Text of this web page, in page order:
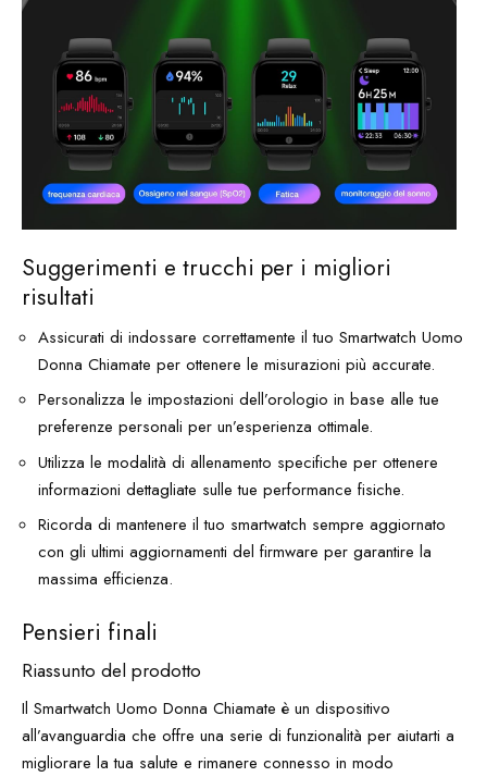
Suggerimenti e trucchi per i migliori
risultati
Assicurati di indossare correttamente il tuo Smartwatch Uomo
Donna Chiamate per ottenere le misurazioni più accurate.
Personalizza le impostazioni dell’orologio in base alle tue
preferenze personali per un’esperienza ottimale.
Utilizza le modalità di allenamento specifiche per ottenere
informazioni dettagliate sulle tue performance fisiche.
Ricorda di mantenere il tuo smartwatch sempre aggiornato
con gli ultimi aggiornamenti del firmware per garantire la
massima efficienza.
Pensieri finali
Riassunto del prodotto
Il Smartwatch Uomo Donna Chiamate è un dispositivo
all’avanguardia che offre una serie di funzionalità per aiutarti a
migliorare la tua salute e rimanere connesso in modo